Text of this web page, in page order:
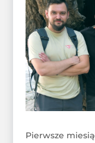
Pierwsze